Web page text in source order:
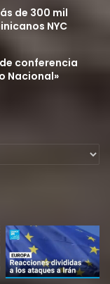
de 300 mil
NYC
conferencia
Nacional»